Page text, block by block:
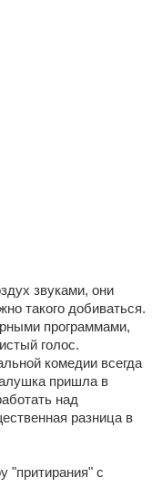
звуками, они
такого добиваться.
программами,
голос.
комедии всегда
пришла в
над
разница в
"притирания" с